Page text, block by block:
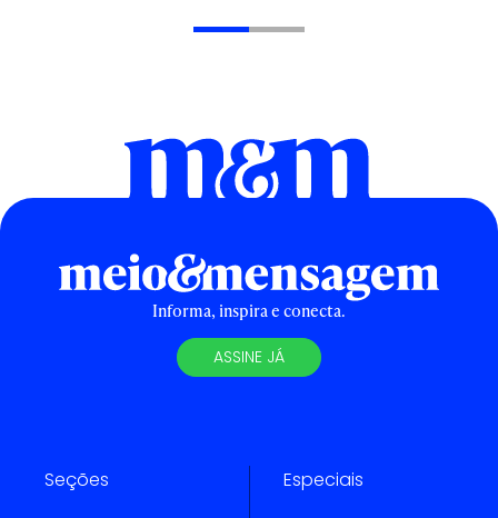
Informa, inspira e conecta.
ASSINE JÁ
Seções Especiais